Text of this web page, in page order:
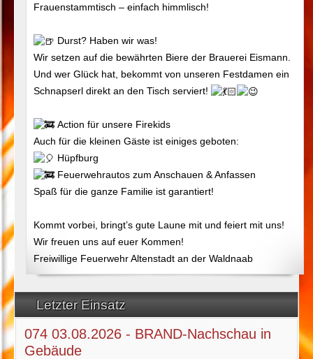
Letzter Einsatz
074 03.08.2026 - BRAND-Nachschau in
Gebäude
Frauenstammtisch – einfach himmlisch!
Durst? Haben wir was!
Wir setzen auf die bewährten Biere der Brauerei Eismann.
Und wer Glück hat, bekommt von unseren Festdamen ein
Schnapserl direkt an den Tisch serviert!
Action für unsere Firekids
Auch für die kleinen Gäste ist einiges geboten:
Hüpfburg
Feuerwehrautos zum Anschauen & Anfassen
Spaß für die ganze Familie ist garantiert!
Kommt vorbei, bringt’s gute Laune mit und feiert mit uns!
Wir freuen uns auf euer Kommen!
Freiwillige Feuerwehr Altenstadt an der Waldnaab